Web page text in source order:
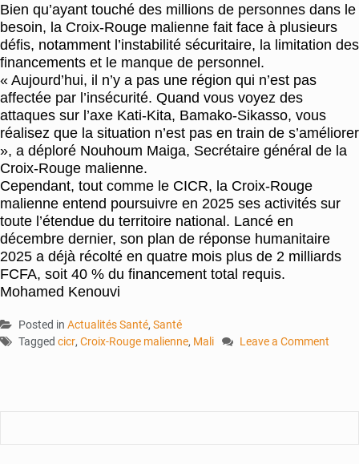
Bien qu’ayant touché des millions de personnes dans le
besoin, la Croix-Rouge malienne fait face à plusieurs
défis, notamment l’instabilité sécuritaire, la limitation des
financements et le manque de personnel.
« Aujourd’hui, il n’y a pas une région qui n’est pas
affectée par l’insécurité. Quand vous voyez des
attaques sur l’axe Kati-Kita, Bamako-Sikasso, vous
réalisez que la situation n’est pas en train de s’améliorer
», a déploré Nouhoum Maiga, Secrétaire général de la
Croix-Rouge malienne.
Cependant, tout comme le CICR, la Croix-Rouge
malienne entend poursuivre en 2025 ses activités sur
toute l’étendue du territoire national. Lancé en
décembre dernier, son plan de réponse humanitaire
2025 a déjà récolté en quatre mois plus de 2 milliards
FCFA, soit 40 % du financement total requis.
Mohamed Kenouvi
Posted in Actualités Santé, Santé
Tagged cicr, Croix-Rouge malienne, Mali
Leave a Comment